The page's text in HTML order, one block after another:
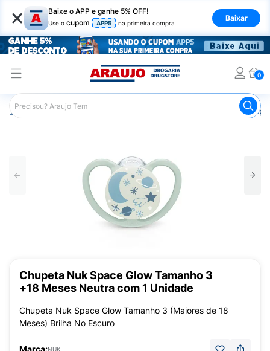
× Baixe o APP e ganhe 5% OFF!
Use o cupom APP5 na primeira compra
Baixar
0
Araujo Infantil
Chupeta Nuk Space Glow Tamanho 3
+18 Meses Neutra com 1 Unidade
Chupeta Nuk Space Glow Tamanho 3 (Maiores de 18
Meses) Brilha No Escuro
Marca:NUK